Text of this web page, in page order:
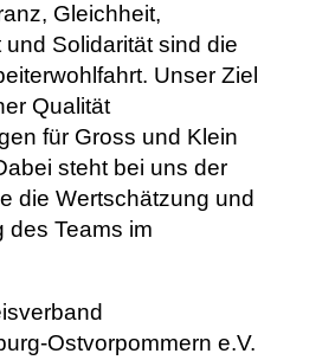
Gleichheit,
und Solidarität sind die
Unser Ziel
Qualität
für Gross und Klein
steht bei uns der
die Wertschätzung und
des Teams im
Ostvorpommern e.V.